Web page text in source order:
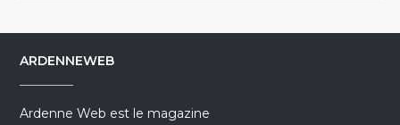
ARDENNEWEB
Ardenne Web est le magazine